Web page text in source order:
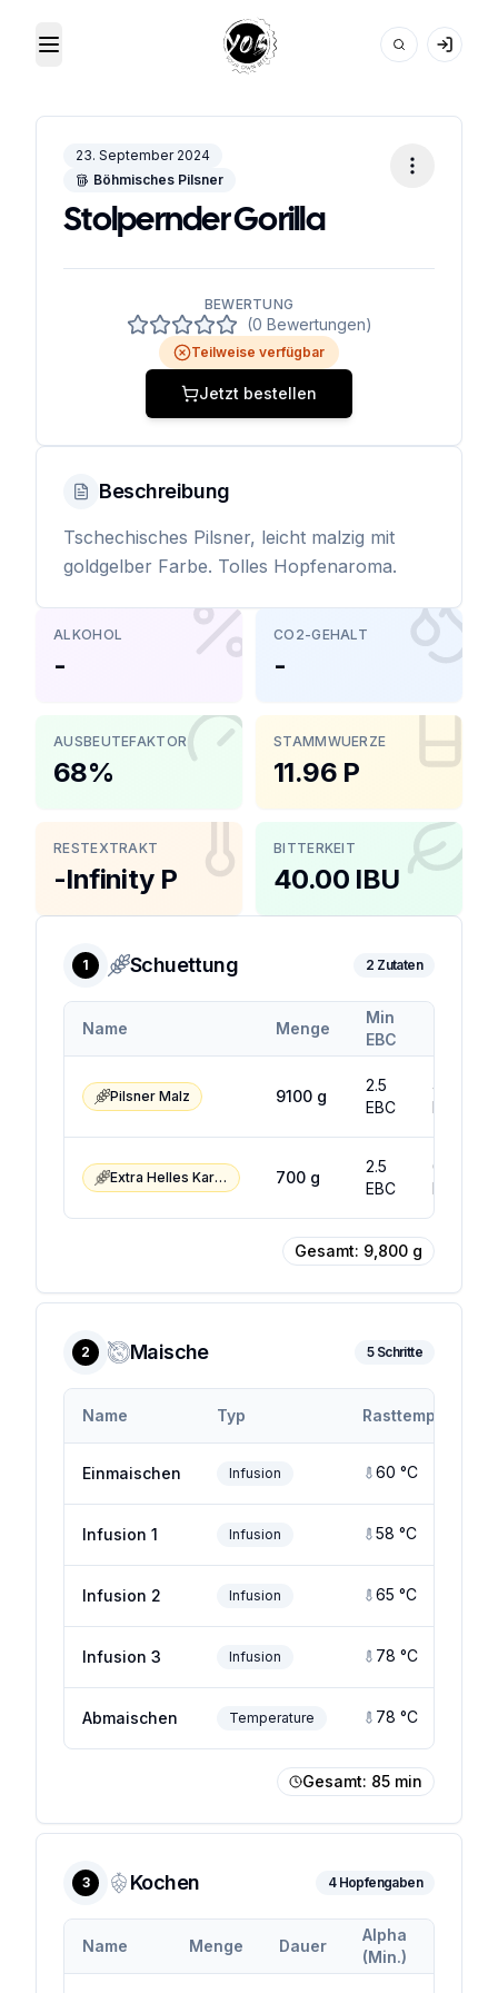
Toggle Menu Your Own Beer
23. September 2024
Böhmisches Pilsner
Stolpernder Gorilla
BEWERTUNG
(0 Bewertungen)
Teilweise verfügbar
Jetzt bestellen
Beschreibung
Tschechisches Pilsner, leicht malzig mit
goldgelber Farbe. Tolles Hopfenaroma.
ALKOHOL
-
CO2-GEHALT
-
AUSBEUTEFAKTOR
68%
STAMMWUERZE
11.96 P
RESTEXTRAKT
-Infinity P
BITTERKEIT
40.00 IBU
1 Schuettung 2 Zutaten
Name Menge
Min
EBC
Pilsner Malz 9100 g
2.5
EBC
4.5
EBC
Extra Helles Karamellmalz 700 g
2.5
EBC
6.5
EBC
Gesamt: 9,800 g
2 Maische 5Schritte
Name Typ Rasttemp.
Einmaischen Infusion 60 °C
Infusion 1 Infusion 58 °C
Infusion 2 Infusion 65 °C
Infusion 3 Infusion 78 °C
Abmaischen Temperature 78 °C
Gesamt: 85 min
3 Kochen 4Hopfengaben
Name Menge Dauer
Alpha
(Min.)